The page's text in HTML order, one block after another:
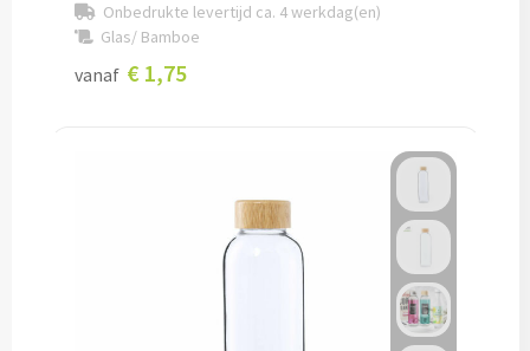
Lunchbekers bedrukken
Voedselcontainers bedrukken
Snoeppotten bedrukken
Onbedrukte levertijd ca. 4 werkdag(en)
Glas/ Bamboe
vanaf € 1,75